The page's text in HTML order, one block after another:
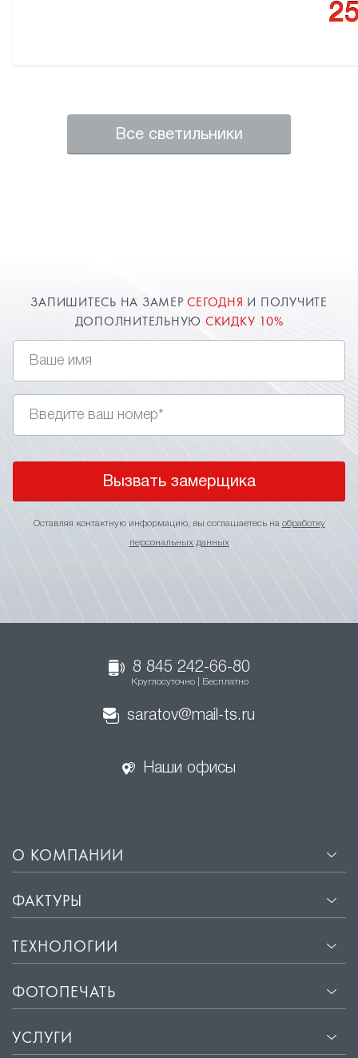
Все светильники
ЗАПИШИТЕСЬ НА ЗАМЕРСЕГОДНЯ И ПОЛУЧИТЕ
ДОПОЛНИТЕЛЬНУЮ СКИДКУ 10%
Вызвать замерщика
Оставляя контактную информацию, вы соглашаетесь на обработку
персональных данных
8 845 242-66-80
Круглосуточно | Бесплатно
saratov@mail-ts.ru
Наши офисы
О КОМПАНИИ
ФАКТУРЫ
ТЕХНОЛОГИИ
ФОТОПЕЧАТЬ
УСЛУГИ